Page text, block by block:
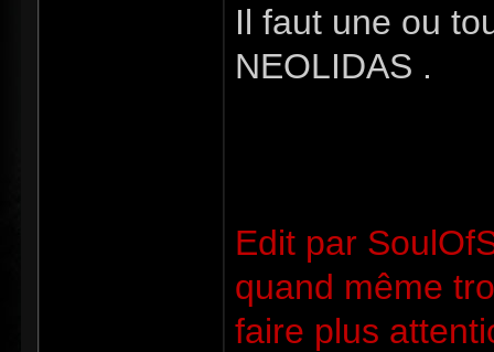
Il faut une ou
NEOLIDAS .
Edit par
quand même
faire plus